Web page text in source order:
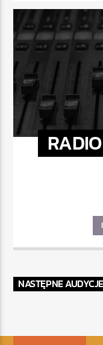
NASTĘPNE AUDYCJE